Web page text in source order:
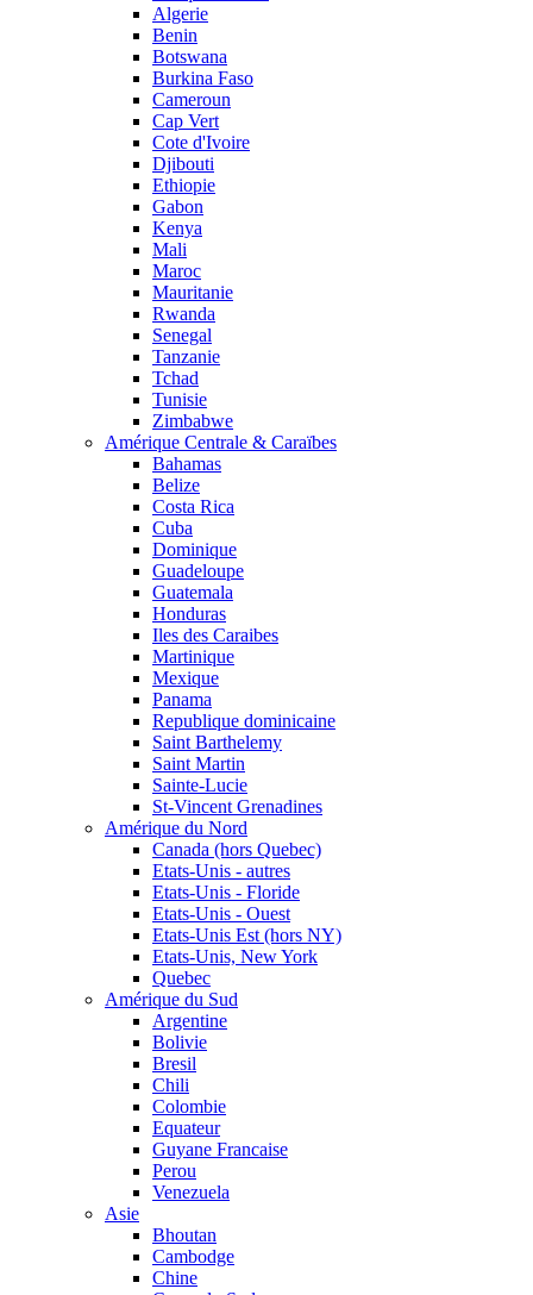
Algerie
Benin
Botswana
Burkina Faso
Cameroun
Cap Vert
Cote d'Ivoire
Djibouti
Ethiopie
Gabon
Kenya
Mali
Maroc
Mauritanie
Rwanda
Senegal
Tanzanie
Tchad
Tunisie
Zimbabwe
Amérique Centrale & Caraïbes
Bahamas
Belize
Costa Rica
Cuba
Dominique
Guadeloupe
Guatemala
Honduras
Iles des Caraibes
Martinique
Mexique
Panama
Republique dominicaine
Saint Barthelemy
Saint Martin
Sainte-Lucie
St-Vincent Grenadines
Amérique du Nord
Canada (hors Quebec)
Etats-Unis - autres
Etats-Unis - Floride
Etats-Unis - Ouest
Etats-Unis Est (hors NY)
Etats-Unis, New York
Quebec
Amérique du Sud
Argentine
Bolivie
Bresil
Chili
Colombie
Equateur
Guyane Francaise
Perou
Venezuela
Asie
Bhoutan
Cambodge
Chine